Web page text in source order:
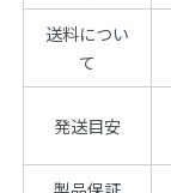
送料につい
て
発送目安